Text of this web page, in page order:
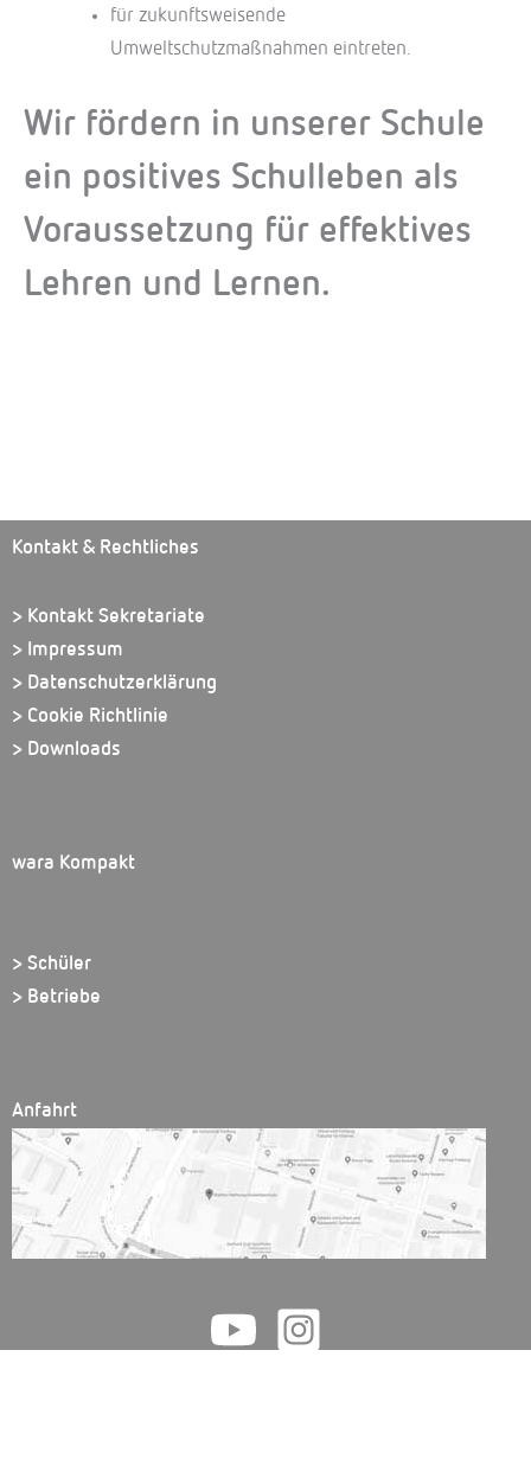
für zukunftsweisende
Umweltschutzmaßnahmen eintreten.
Wir fördern in unserer Schule
ein positives Schulleben als
Voraussetzung für effektives
Lehren und Lernen.
Kontakt & Rechtliches
> Kontakt Sekretariate
> Impressum
> Datenschutzerklärung
> Cookie Richtlinie
> Downloads
wara Kompakt
> Schüler
> Betriebe
Anfahrt